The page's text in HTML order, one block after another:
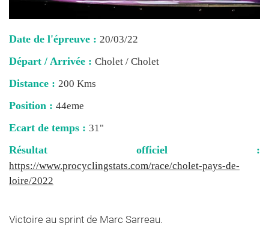
Date de l'épreuve : 20/03/22
Départ / Arrivée : Cholet / Cholet
Distance : 200 Kms
Position : 44eme
Ecart de temps : 31"
Résultat officiel :
https://www.procyclingstats.com/race/cholet-pays-de-
loire/2022
Victoire au sprint de Marc Sarreau.